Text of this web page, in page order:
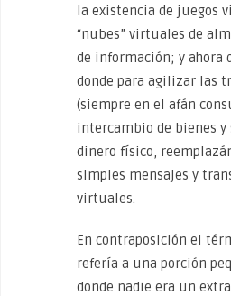
la existencia de juegos
“nubes” virtuales de
de información; y ahora
donde para agilizar las
(siempre en el afán
intercambio de bienes y
dinero físico,
simples mensajes y
virtuales.
En contraposición el
refería a una porción
donde nadie era un